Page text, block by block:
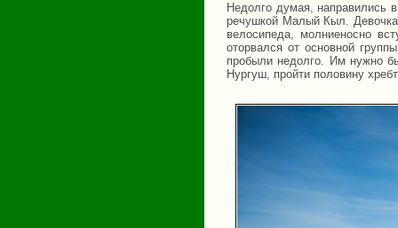
Недолго думая, направились
речушкой Малый Кыл.
велосипеда, молниеносно
оторвался от основной
пробыли недолго. Им нужно
Нургуш, пройти половину